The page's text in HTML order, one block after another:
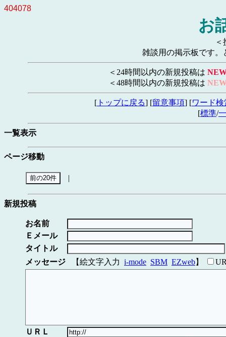
404078
お
雑談用の掲示板です
＜24時間以内の新規投稿は
＜48時間以内の新規投稿は
[ トップに戻る] [留意事項] [ワード検
[標準/
一覧表示
ページ移動
|
新規投稿
お名前
Ｅメール
タイトル
メッセージ
【絵文字入力 i-mode SBM EZweb】
ＵＲＬ